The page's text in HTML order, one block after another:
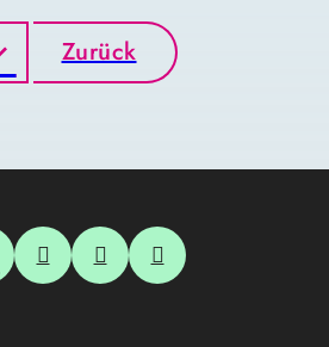
Zurück